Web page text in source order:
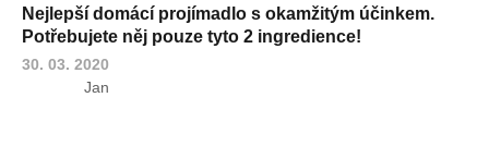
Nejlepší domácí projímadlo s okamžitým účinkem.
Potřebujete něj pouze tyto 2 ingredience!
30. 03. 2020
Jan